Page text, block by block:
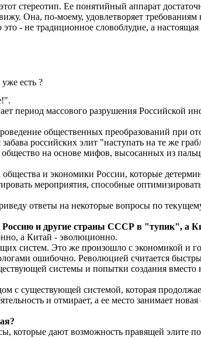
стереотип. Ее понятийный аппарат
Она, по-моему, удовлетворяет требованиям
- не традиционное словоблудие, а
есть ?
период массового разрушения Российской
общественных преобразований при
российских элит "наступать на те же
на основе мифов, высосанных из
и экономики России, которые
мероприятия, способные
ответы на некоторые вопросы по
и другие страны СССР в "тупик", а
а Китай - эволюционно.
систем. Это же произошло с экономикой и
ошибочно. Революцией считается
системы и попытки создания вместо
с существующей системой, которая
и отмирает, а ее место занимает
которые дают возможность правящей элите